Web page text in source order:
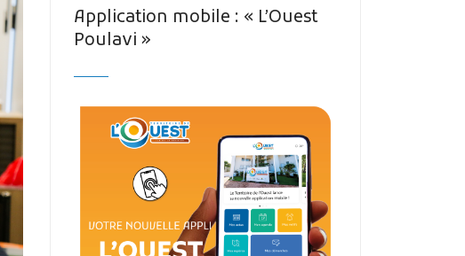
Application mobile : « L’Ouest
Poulavi »